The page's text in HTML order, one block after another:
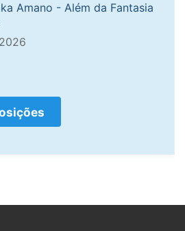
Amano - Além da Fantasia